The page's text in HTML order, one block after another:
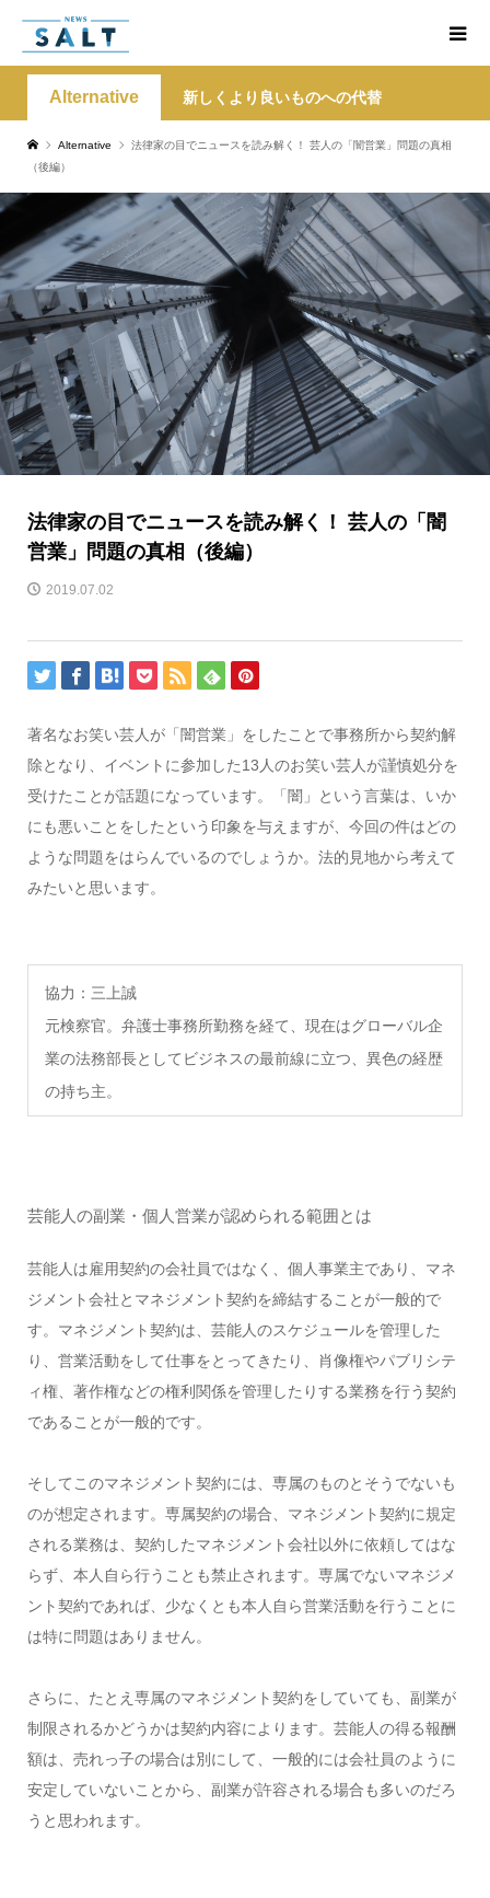
Alternative 新しくより良いものへの代替
Alternative
法律家の目でニュースを読み解く！ 芸人の「闇営業」問題の真相
（後編）
法律家の目でニュースを読み解く！ 芸人の「闇
営業」問題の真相（後編）
2019.07.02
著名なお笑い芸人が「闇営業」をしたことで事務所から契約解
除となり、イベントに参加した13人のお笑い芸人が謹慎処分を
受けたことが話題になっています。「闇」という言葉は、いか
にも悪いことをしたという印象を与えますが、今回の件はどの
ような問題をはらんでいるのでしょうか。法的見地から考えて
みたいと思います。
協力：三上誠
元検察官。弁護士事務所勤務を経て、現在はグローバル企
業の法務部長としてビジネスの最前線に立つ、異色の経歴
の持ち主。
芸能人の副業・個人営業が認められる範囲とは
芸能人は雇用契約の会社員ではなく、個人事業主であり、マネ
ジメント会社とマネジメント契約を締結することが一般的で
す。マネジメント契約は、芸能人のスケジュールを管理した
り、営業活動をして仕事をとってきたり、肖像権やパブリシテ
ィ権、著作権などの権利関係を管理したりする業務を行う契約
であることが一般的です。
そしてこのマネジメント契約には、専属のものとそうでないも
のが想定されます。専属契約の場合、マネジメント契約に規定
される業務は、契約したマネジメント会社以外に依頼してはな
らず、本人自ら行うことも禁止されます。専属でないマネジメ
ント契約であれば、少なくとも本人自ら営業活動を行うことに
は特に問題はありません。
さらに、たとえ専属のマネジメント契約をしていても、副業が
制限されるかどうかは契約内容によります。芸能人の得る報酬
額は、売れっ子の場合は別にして、一般的には会社員のように
安定していないことから、副業が許容される場合も多いのだろ
うと思われます。